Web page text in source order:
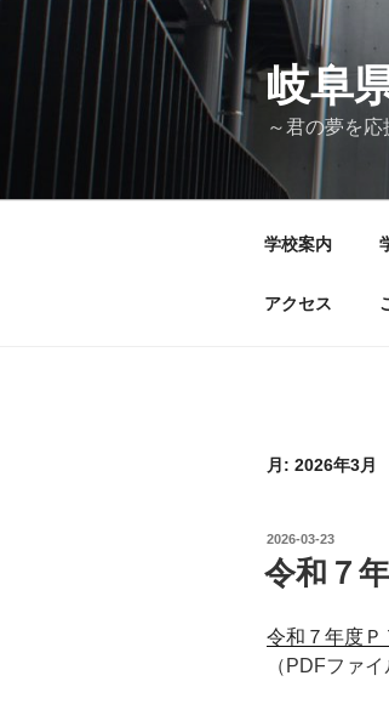
テ
ン
岐阜
～君の夢を応
学校案内
アクセス
月: 2026年3月
投
稿
日:
2026-03-23
令和７
令和７年度Ｐ
（PDFファイ